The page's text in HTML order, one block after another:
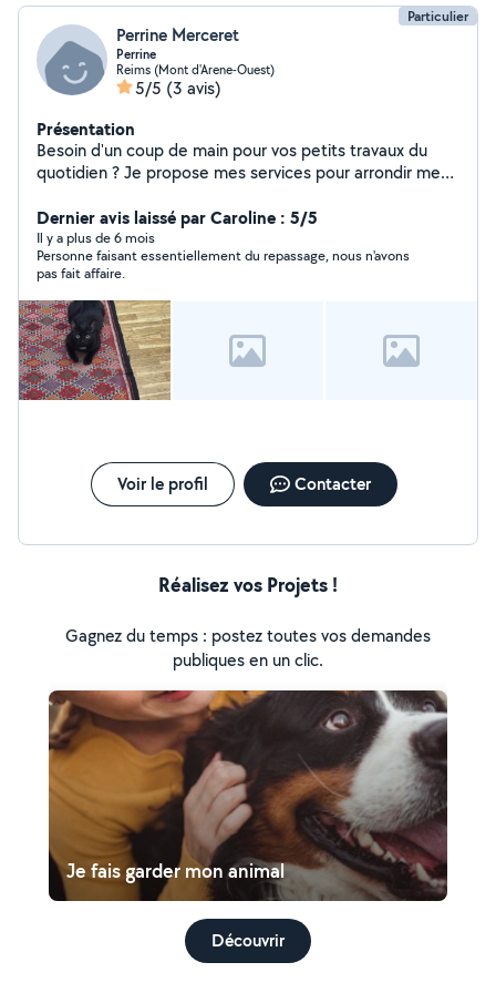
Particulier
Perrine Merceret
Perrine
Reims (Mont d'Arene-Ouest)
5/5 (3 avis)
Présentation
Besoin d'un coup de main pour vos petits travaux du
quotidien ? Je propose mes services pour arrondir mes
soit du rangement, des courses, du gardiennage, du
petit bricolage ou encore de l'aide pour vos démarches
informatiques, je suis disponible et fiable. Je fais
également un très gros travail de repassage à mon
domicile, avec des clients réguliers mais je peux en faire
aussi pour des tâches occasionnelles.
Dernier avis laissé par Caroline : 5/5
Il y a plus de 6 mois
Personne faisant essentiellement du repassage, nous n'avons
pas fait affaire.
Voir le profil Contacter
Réalisez vos Projets !
Gagnez du temps : postez toutes vos demandes
publiques en un clic.
Je fais garder mon animal
Découvrir